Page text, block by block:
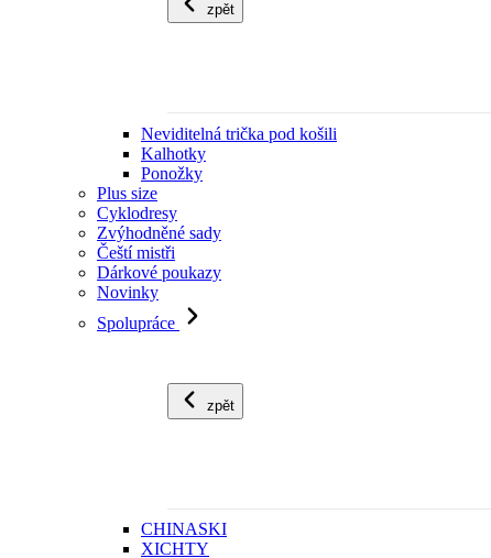
zpět
Neviditelná trička pod košili
Kalhotky
Ponožky
Plus size
Cyklodresy
Zvýhodněné sady
Čeští mistři
Dárkové poukazy
Novinky
Spolupráce
zpět
CHINASKI
XICHTY